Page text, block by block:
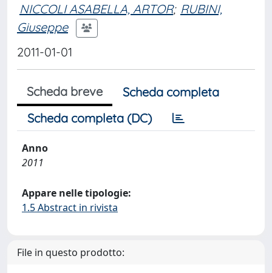
NICCOLI ASABELLA, ARTOR; RUBINI,
Giuseppe
2011-01-01
Scheda breve
Scheda completa
Scheda completa (DC)
Anno
2011
Appare nelle tipologie:
1.5 Abstract in rivista
File in questo prodotto: